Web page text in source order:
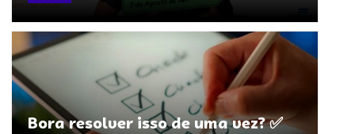
Bora resolver isso de uma vez? ✅